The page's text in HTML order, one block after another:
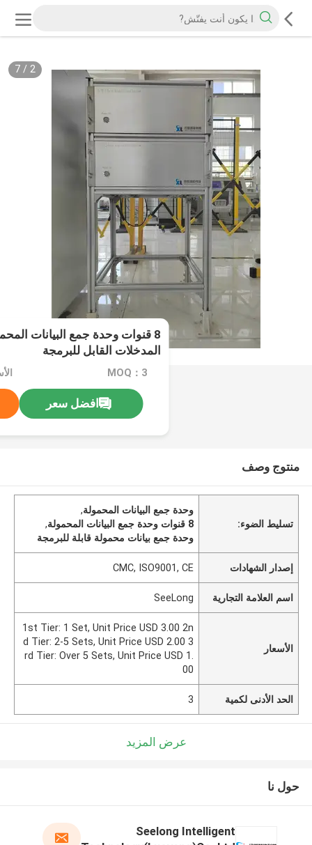
2
/
7
8 قنوات وحدة جمع البيانات
المدخلات القابل للبرمجة
MOQ：3
افضل سعر
منتوج وصف
تسليط الضوء:
وحدة جمع البيانات المحمولة,
8 قنوات وحدة جمع البيانات المحمولة
,
وحدة جمع بيانات محمولة قابلة للبرمجة
إصدار الشهادات CMC, ISO9001, CE
اسم العلامة التجارية SeeLong
الأسعار
1st Tier: 1 Set, Unit Price USD 3.00 2n
d Tier: 2-5 Sets, Unit Price USD 2.00 3
rd Tier: Over 5 Sets, Unit Price USD 1.
00
الحد الأدنى لكمية 3
عرض المزيد
حول نا
Seelong Intelligent